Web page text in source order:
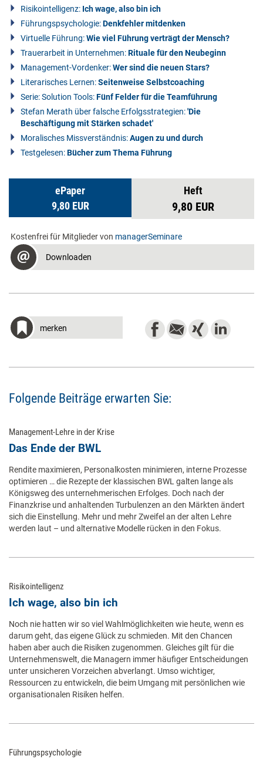
Risikointelligenz: Ich wage, also bin ich
Führungspsychologie:Denkfehler mitdenken
Virtuelle Führung:Wie viel Führung verträgt der Mensch?
Trauerarbeit in Unternehmen:Rituale für den Neubeginn
Management-Vordenker:Wer sind die neuen Stars?
Literarisches Lernen:Seitenweise Selbstcoaching
Serie: Solution Tools:Fünf Felder für die Teamführung
Stefan Merath über falsche Erfolgsstrategien:'Die
Beschäftigung mit Stärken schadet'
Moralisches Missverständnis:Augen zu und durch
Testgelesen:Bücher zum Thema Führung
ePaper
9,80 EUR
Heft
9,80 EUR
Kostenfrei für Mitglieder von managerSeminare
Downloaden
merken
Folgende Beiträge erwarten Sie:
Management-Lehre in der Krise
Das Ende der BWL
Rendite maximieren, Personalkosten minimieren, interne Prozesse
optimieren … die Rezepte der klassischen BWL galten lange als
Königsweg des unternehmerischen Erfolges. Doch nach der
Finanzkrise und anhaltenden Turbulenzen an den Märkten ändert
sich die Einstellung. Mehr und mehr Zweifel an der alten Lehre
werden laut – und alternative Modelle rücken in den Fokus.
Risikointelligenz
Ich wage, also bin ich
Noch nie hatten wir so viel Wahlmöglichkeiten wie heute, wenn es
darum geht, das eigene Glück zu schmieden. Mit den Chancen
haben aber auch die Risiken zugenommen. Gleiches gilt für die
Unternehmenswelt, die Managern immer häufiger Entscheidungen
unter unsicheren Vorzeichen abverlangt. Umso wichtiger,
Ressourcen zu entwickeln, die beim Umgang mit persönlichen wie
organisationalen Risiken helfen.
Führungspsychologie